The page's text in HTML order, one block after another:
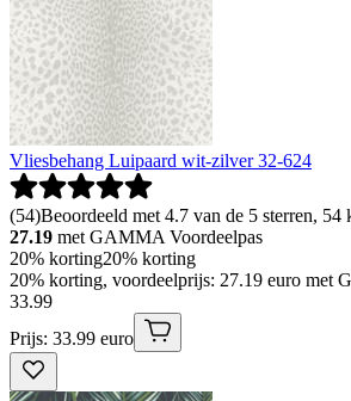
Vliesbehang Luipaard wit-zilver 32-624
(54)Beoordeeld met 4.7 van de 5 sterren, 54
27.19 met GAMMA Voordeelpas
20% korting20% korting
20% korting, voordeelprijs: 27.19 euro met
33.99
Prijs: 33.99 euro